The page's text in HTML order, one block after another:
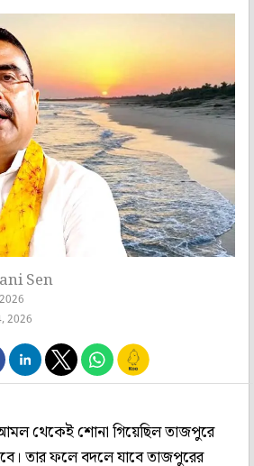
Sen
2026
থেকেই শোনা গিয়েছিল তাজপুরে
তার ফলে বদলে যাবে তাজপুরের